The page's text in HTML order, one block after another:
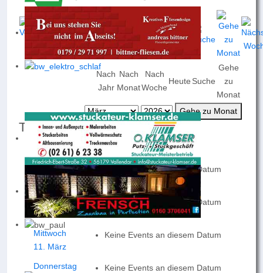
Nach
Jahr
Nach
Monat
Nach
Woche
Heute Suche
Gehe
zu
Monat
Gehe zu Monat
Termine für die Woche :
09. März 2026 - 15. März 2026
Montag
09. März
Keine Events an diesem Datum
Dienstag
10. März
Keine Events an diesem Datum
Mittwoch
11. März
Keine Events an diesem Datum
Donnerstag
Keine Events an diesem Datum